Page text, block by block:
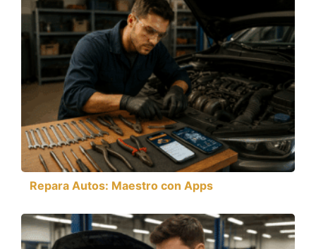
Repara Autos: Maestro con Apps